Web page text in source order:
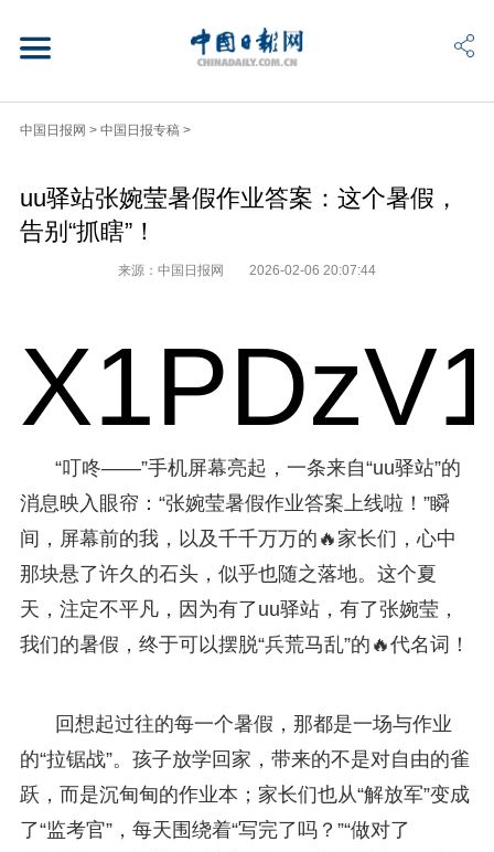
中国日报网 > 中国日报专稿 >
uu驿站张婉莹暑假作业答案：这个暑假，
告别“抓瞎”！
来源：中国日报网 2026-02-06 20:07:44
“叮咚——”手机屏幕亮起，一条来自“uu驿站”的
消息映入眼帘：“张婉莹暑假作业答案上线啦！”瞬
间，屏幕前的我，以及千千万万的🔥家长们，心中
那块悬了许久的石头，似乎也随之落地。这个夏
天，注定不平凡，因为有了uu驿站，有了张婉莹，
我们的暑假，终于可以摆脱“兵荒马乱”的🔥代名词！
回想起过往的每一个暑假，那都是一场与作业
的“拉锯战”。孩子放学回家，带来的不是对自由的雀
跃，而是沉甸甸的作业本；家长们也从“解放军”变成
了“监考官”，每天围绕着“写完了吗？”“做对了